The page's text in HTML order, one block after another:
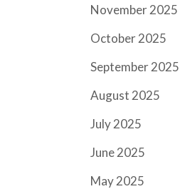
November 2025
October 2025
September 2025
August 2025
July 2025
June 2025
May 2025